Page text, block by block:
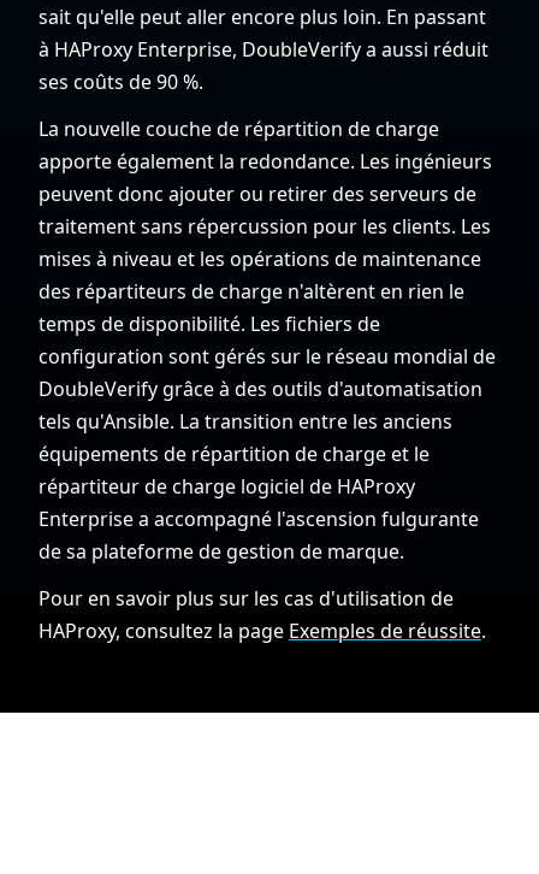
sait qu'elle peut aller encore plus loin. En passant
à HAProxy Enterprise, DoubleVerify a aussi réduit
ses coûts de 90 %.
La nouvelle couche de répartition de charge
apporte également la redondance. Les ingénieurs
peuvent donc ajouter ou retirer des serveurs de
traitement sans répercussion pour les clients. Les
mises à niveau et les opérations de maintenance
des répartiteurs de charge n'altèrent en rien le
temps de disponibilité. Les fichiers de
configuration sont gérés sur le réseau mondial de
DoubleVerify grâce à des outils d'automatisation
tels qu'Ansible. La transition entre les anciens
équipements de répartition de charge et le
répartiteur de charge logiciel de HAProxy
Enterprise a accompagné l'ascension fulgurante
de sa plateforme de gestion de marque.
Pour en savoir plus sur les cas d'utilisation de
HAProxy, consultez la page Exemples de réussite.